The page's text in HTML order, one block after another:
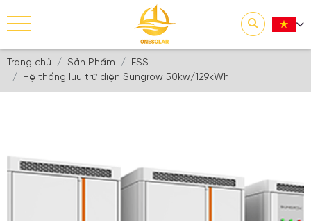
Trang chủ Sản Phẩm
ESS
Hệ thống lưu trữ điện Sungrow 50kw/129kWh